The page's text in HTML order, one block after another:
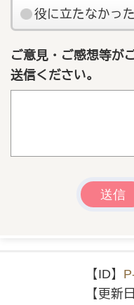
役に立たなかった
ご意見・ご感想等が
送信ください。
【ID】
【更新